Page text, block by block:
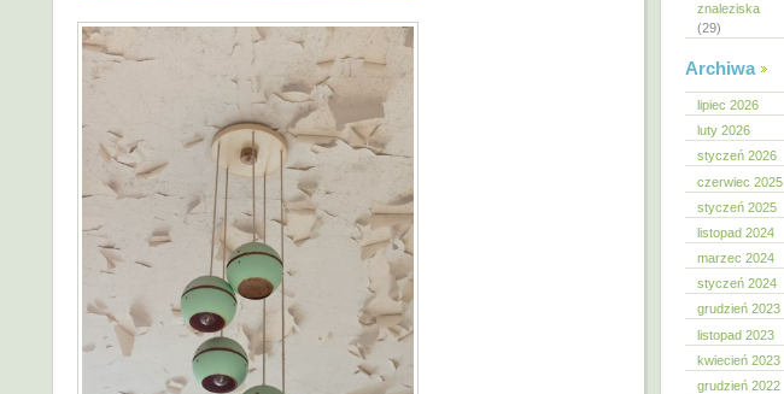
znaleziska
(29)
Archiwa
lipiec 2026
luty 2026
styczeń 2026
czerwiec 2025
styczeń 2025
listopad 2024
marzec 2024
styczeń 2024
grudzień 2023
listopad 2023
kwiecień 2023
grudzień 2022